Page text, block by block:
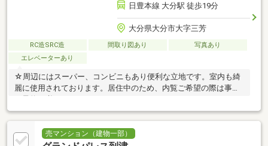
日豊本線 大分駅 徒歩19分
大分県大分市大字三芳
RC造SRC造 間取り図あり
写真あり
エレベーターあり
☆周辺にはスーパー、コンビニもあり便利な立地です。室内も綺
麗に使用されております。居住中のため、内覧ご希望の際は事前
売マンション（建物一部）